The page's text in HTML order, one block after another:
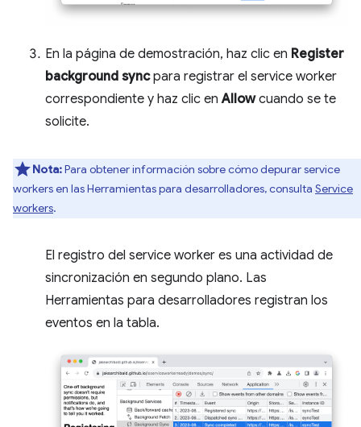
En la página de demostración, haz clic en Register
background syncpara registrar el service worker
correspondiente y haz clic enAllowcuando se te
solicite.
Nota:Para obtener información sobre cómo depurar service
workers en las Herramientas para desarrolladores, consulta Service
workers.
El registro del service worker es una actividad de
sincronización en segundo plano. Las
Herramientas para desarrolladores registran los
eventos en la tabla.